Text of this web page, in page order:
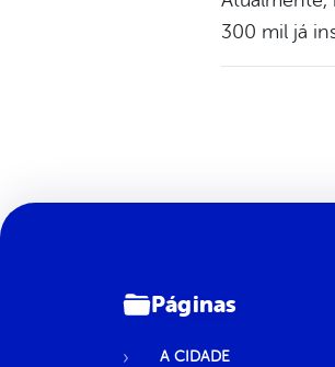
300 mil já
Páginas
A CIDADE